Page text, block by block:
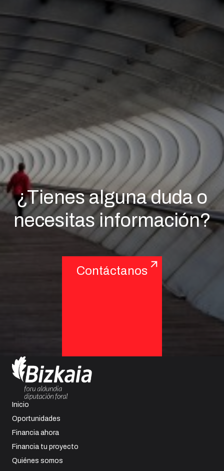
¿Tienes alguna duda o
necesitas información?
Contáctanos
Inicio
Oportunidades
Financia ahora
Financia tu proyecto
Quiénes somos